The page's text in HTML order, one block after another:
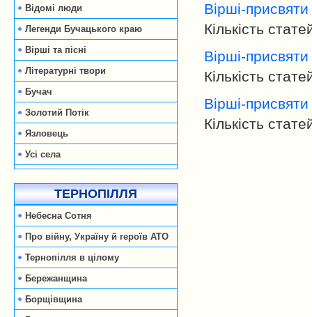
Відомі люди
Легенди Бучацького краю
Вірші та пісні
Літературні твори
Бучач
Золотий Потік
Язловець
Усі села
ТЕРНОПІЛЛЯ
Небесна Сотня
Про війну, Україну й героїв АТО
Тернопілля в цілому
Бережанщина
Борщівщина
Вірші-
Кількість
Вірші-
Кількість
Вірші-
Кількість